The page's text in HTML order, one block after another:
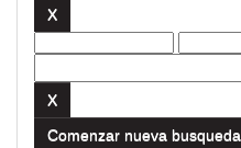
Comenzar nueva busqueda